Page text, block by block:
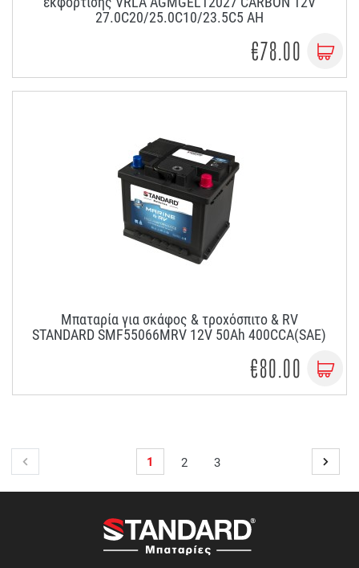
27.0C20/25.0C10/23.5C5 AH
€78.00
Μπαταρία για σκάφος & τροχόσπιτο & RV
STANDARD SMF55066MRV 12V 50Ah 400CCA(SAE)
€80.00
1 2 3